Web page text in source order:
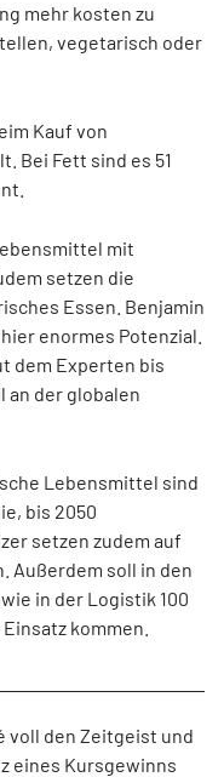
mehr kosten zu
vegetarisch oder
Kauf von
Bei Fett sind es 51
mit
setzen die
Essen. Benjamin
enormes Potenzial.
dem Experten bis
an der globalen
Lebensmittel sind
bis 2050
setzen zudem auf
Außerdem soll in den
in der Logistik 100
kommen.
voll den Zeitgeist und
eines Kursgewinns